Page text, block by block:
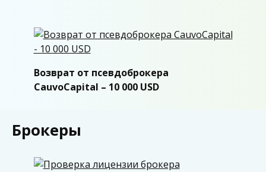
Возврат от псевдоброкера
CauvoCapital – 10 000 USD
Брокеры